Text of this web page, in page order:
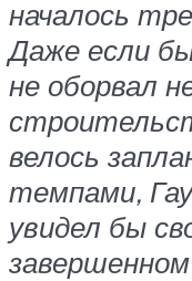
началось
Даже если
не оборвал
велось
темпами,
увидел бы